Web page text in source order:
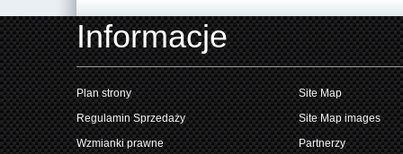
Informacje
Plan strony
Regulamin Sprzedaży
Wzmianki prawne
Site Map
Site Map images
Partnerzy